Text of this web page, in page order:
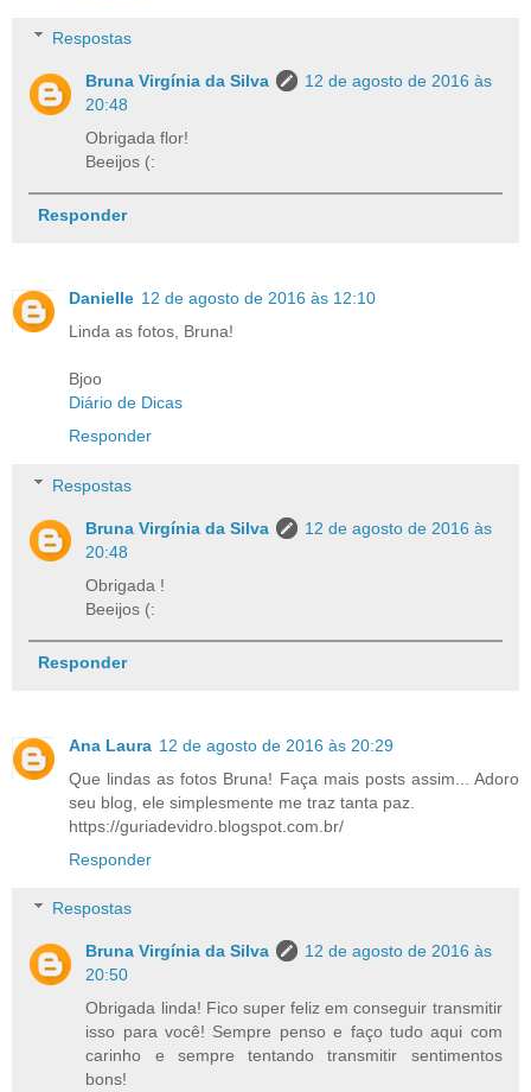
Respostas
Bruna Virgínia da Silva
12 de agosto de 2016 às
20:48
Obrigada flor!
Beeijos (:
Responder
Danielle 12 de agosto de 2016 às 12:10
Linda as fotos, Bruna!
Bjoo
Diário de Dicas
Responder
Respostas
Bruna Virgínia da Silva
12 de agosto de 2016 às
20:48
Obrigada !
Beeijos (:
Responder
Ana Laura 12 de agosto de 2016 às 20:29
Que lindas as fotos Bruna! Faça mais posts assim... Adoro
seu blog, ele simplesmente me traz tanta paz.
https://guriadevidro.blogspot.com.br/
Responder
Respostas
Bruna Virgínia da Silva
12 de agosto de 2016 às
20:50
Obrigada linda! Fico super feliz em conseguir transmitir
isso para você! Sempre penso e faço tudo aqui com
carinho e sempre tentando transmitir sentimentos
bons!